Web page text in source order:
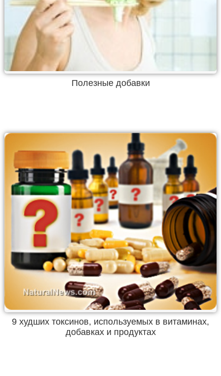
Полезные добавки
9 худших токсинов, используемых в витаминах,
добавках и продуктах